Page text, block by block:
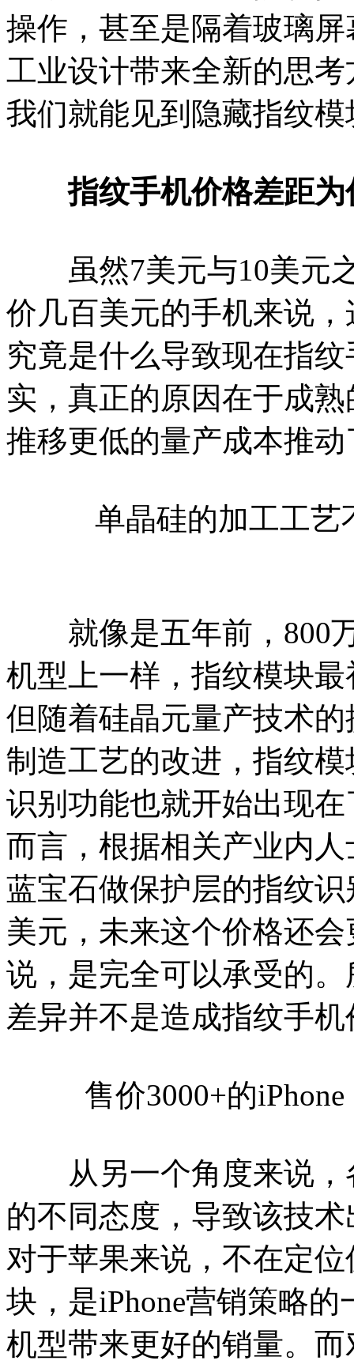
操作，甚至是隔着玻璃
工业设计带来全新的思
我们就能见到隐藏指纹
指纹手机价格差距为
虽然7美元与10美元之
价几百美元的手机来说
究竟是什么导致现在指
实，真正的原因在于成
推移更低的量产成本推
单晶硅的加工工艺
就像是五年前，800万
机型上一样，指纹模块
但随着硅晶元量产技术
制造工艺的改进，指纹
识别功能也就开始出现
而言，根据相关产业内
蓝宝石做保护层的指纹
美元，未来这个价格还
说，是完全可以承受的
差异并不是造成指纹手
售价3000+的
从另一个角度来说，
的不同态度，导致该技
对于苹果来说，不在定
块，是iPhone营销策略
机型带来更好的销量。